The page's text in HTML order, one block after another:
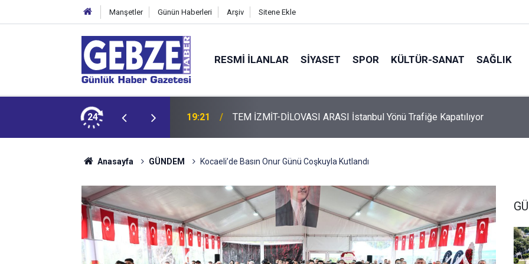
Manşetler Günün Haberleri Arşiv Sitene Ekle
RESMI İLANLAR SİYASET SPOR KÜLTÜR-SANAT SAĞLIK
24
DİLOVASI ARASI İstanbul Yönü Trafiğe Kapatılıyor 19:20 GTO'dan Üyelerine Ticari Fırsat
Anasayfa GÜNDEM Kocaeli’de Basın Onur Günü Coşkuyla Kutlandı